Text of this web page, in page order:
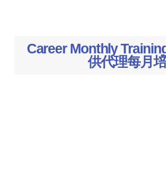
Career Monthly
供代理每月